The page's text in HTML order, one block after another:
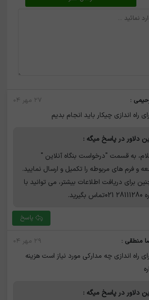
۲۷ مهر ۰۴ :
راه اندازی چیکار باید انجام بدیم
دلاور در پاسخ میگه :
به قسمت "درخواست بنگاه آنلاین "
و فرم های مربوطه را تکمیل و ارسال نمایید.‌
برای دریافت اطلاعات بیشتر، می توانید با
پاسخ
۲۹ مهر ۰۴ منطقی :
راه اندازی چه مدارکی مورد نیاز است هزینه
دلاور در پاسخ میگه :